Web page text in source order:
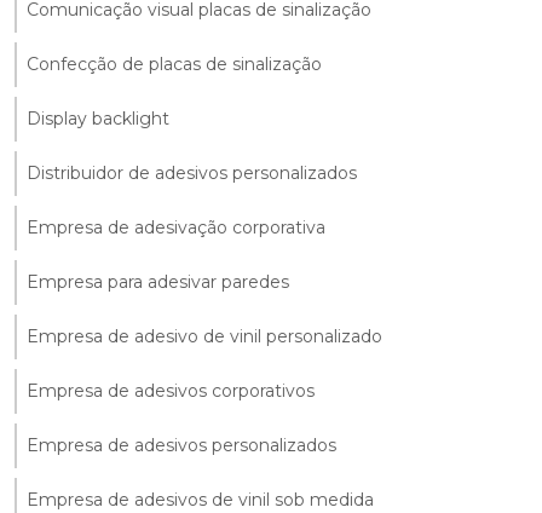
Comunicação visual placas de sinalização
Confecção de placas de sinalização
Display backlight
Distribuidor de adesivos personalizados
Empresa de adesivação corporativa
Empresa para adesivar paredes
Empresa de adesivo de vinil personalizado
Empresa de adesivos corporativos
Empresa de adesivos personalizados
Empresa de adesivos de vinil sob medida